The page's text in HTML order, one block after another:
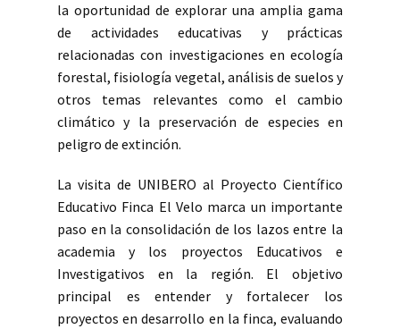
la oportunidad de explorar una amplia gama
de actividades educativas y prácticas
relacionadas con investigaciones en ecología
forestal, fisiología vegetal, análisis de suelos y
otros temas relevantes como el cambio
climático y la preservación de especies en
peligro de extinción.
La visita de UNIBERO al Proyecto Científico
Educativo Finca El Velo marca un importante
paso en la consolidación de los lazos entre la
academia y los proyectos Educativos e
Investigativos en la región. El objetivo
principal es entender y fortalecer los
proyectos en desarrollo en la finca, evaluando